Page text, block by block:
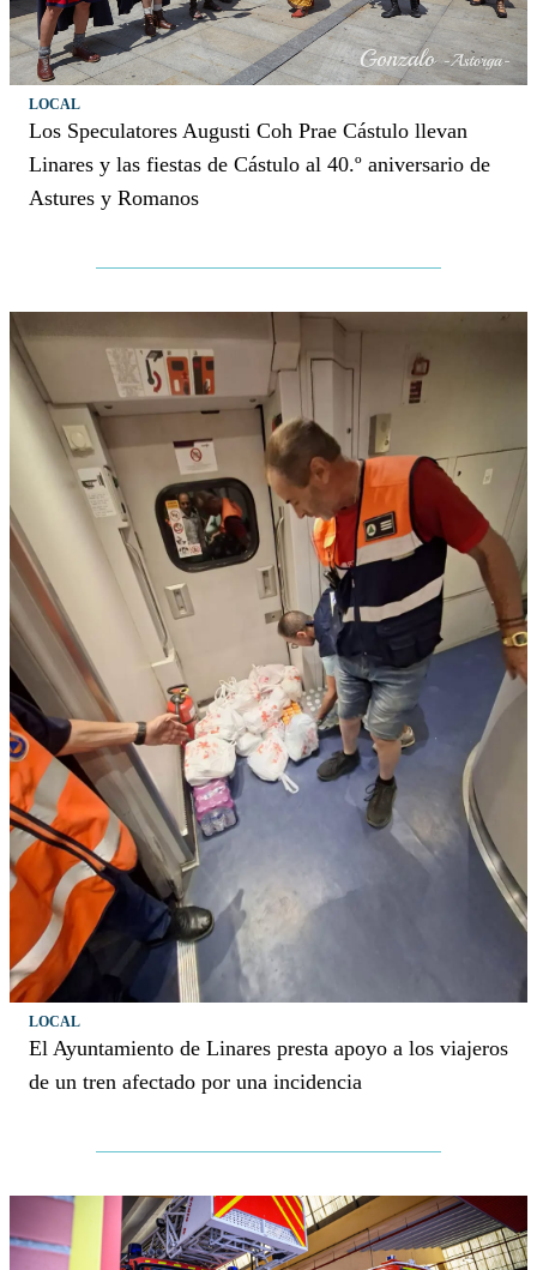
LOCAL
Los Speculatores Augusti Coh Prae Cástulo llevan
Linares y las fiestas de Cástulo al 40.º aniversario de
Astures y Romanos
LOCAL
El Ayuntamiento de Linares presta apoyo a los viajeros
de un tren afectado por una incidencia